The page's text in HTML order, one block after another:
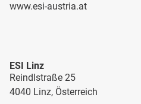
www.esi-austria.at
ESI Linz
Reindlstraße 25
4040 Linz, Österreich